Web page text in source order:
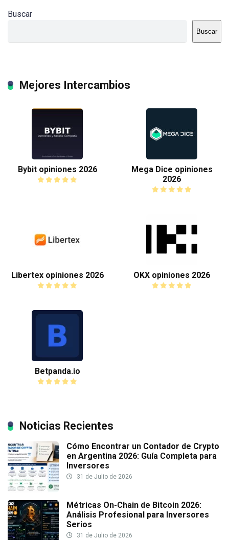
Buscar
Buscar
Mejores Intercambios
Bybit opiniones 2026
Mega Dice opiniones
2026
Libertex opiniones 2026 OKX opiniones 2026
Betpanda.io
Noticias Recientes
Cómo Encontrar un Contador de Crypto
en Argentina 2026: Guía Completa para
Inversores
31 de Julio de 2026
Métricas On-Chain de Bitcoin 2026:
Análisis Profesional para Inversores
Serios
31 de Julio de 2026